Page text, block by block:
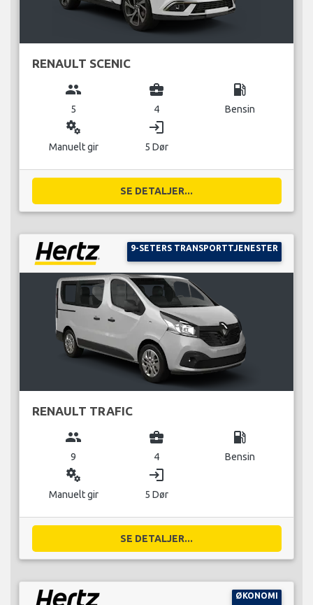
RENAULT SCENIC
group
5
business_center
4
local_gas_station
Bensin
miscellaneous_services
Manuelt gir
login
5 Dør
SE DETALJER...
9-SETERS TRANSPORTTJENESTER
RENAULT TRAFIC
group
9
business_center
4
local_gas_station
Bensin
miscellaneous_services
Manuelt gir
login
5 Dør
SE DETALJER...
ØKONOMI